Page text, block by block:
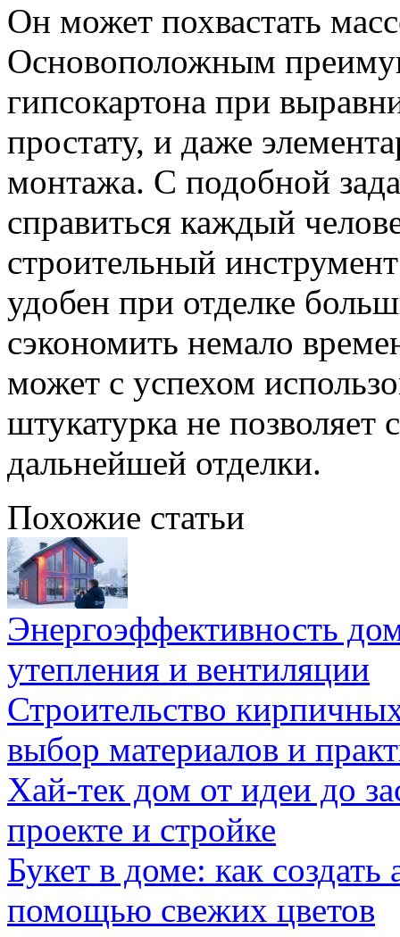
Он может похвастать
Основоположным
гипсокартона при
простату, и даже
монтажа. С подобной
справиться каждый
строительный
удобен при отделке
сэкономить немало
может с успехом
штукатурка не позволяет
дальнейшей отделки.
Похожие статьи
Энергоэффективность
утепления и вентиляции
Строительство
выбор материалов и
Хай-тек дом от идеи до
проекте и стройке
Букет в доме: как
помощью свежих цветов